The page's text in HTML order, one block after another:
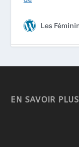
EN SAVOIR PLUS